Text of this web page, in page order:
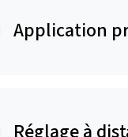
Application